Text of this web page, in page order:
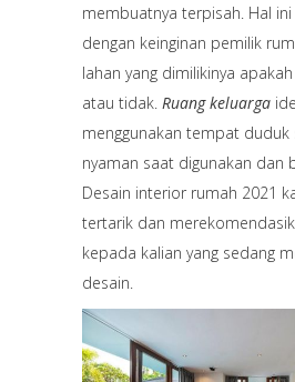
membuatnya terpisah. Hal
dengan keinginan pemilik
lahan yang dimilikinya
atau tidak. Ruang keluarga
menggunakan tempat duduk
nyaman saat digunakan dan
Desain interior rumah 2021
tertarik dan
kepada kalian yang sedang
desain.